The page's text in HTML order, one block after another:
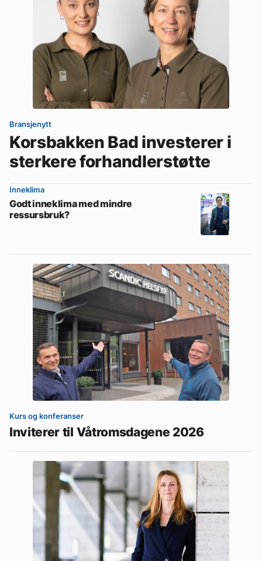
Bransjenytt
Korsbakken Bad investerer i
sterkere forhandlerstøtte
Inneklima
Godt inneklima med mindre
ressursbruk?
Kurs og konferanser
Inviterer til Våtromsdagene 2026